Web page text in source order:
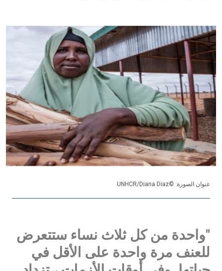
عنوان الصورة: ©UNHCR/Diana Diaz
"واحدة من كل ثلاث نساء ستتعرض
للعنف مرة واحدة على الأقل في